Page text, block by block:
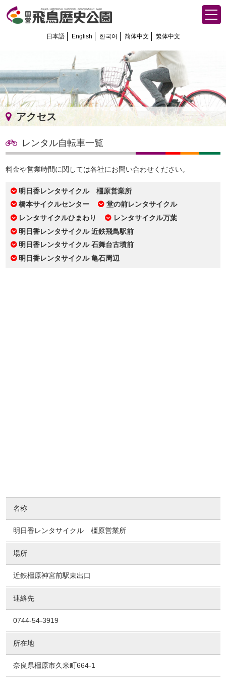
日本語 English 한국어 简体中文 繁体中文
アクセス
レンタル自転車一覧
料金や営業時間に関しては各社にお問い合わせください。
明日香レンタサイクル 橿原営業所
橋本サイクルセンター
堂の前レンタサイクル
レンタサイクルひまわり
レンタサイクル万葉
明日香レンタサイクル 近鉄飛鳥駅前
明日香レンタサイクル 石舞台古墳前
明日香レンタサイクル 亀石周辺
名称
明日香レンタサイクル 橿原営業所
場所
近鉄橿原神宮前駅東出口
連絡先
0744-54-3919
所在地
奈良県橿原市久米町664-1